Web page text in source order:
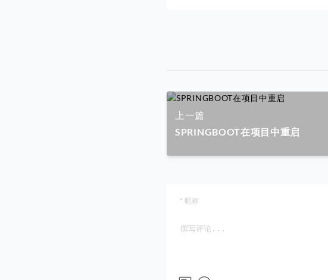
上一篇
SPRINGBOOT在项目中重启